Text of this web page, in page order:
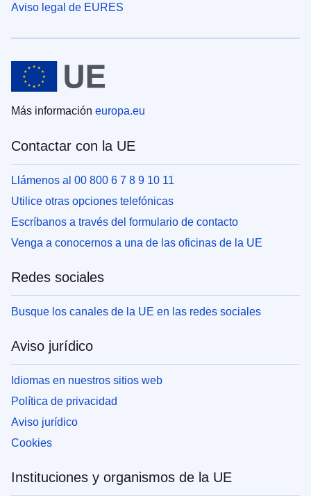
Aviso legal de EURES
Más información europa.eu
Contactar con la UE
Llámenos al 00 800 6 7 8 9 10 11
Utilice otras opciones telefónicas
Escríbanos a través del formulario de contacto
Venga a conocernos a una de las oficinas de la UE
Redes sociales
Busque los canales de la UE en las redes sociales
Aviso jurídico
Idiomas en nuestros sitios web
Política de privacidad
Aviso jurídico
Cookies
Instituciones y organismos de la UE